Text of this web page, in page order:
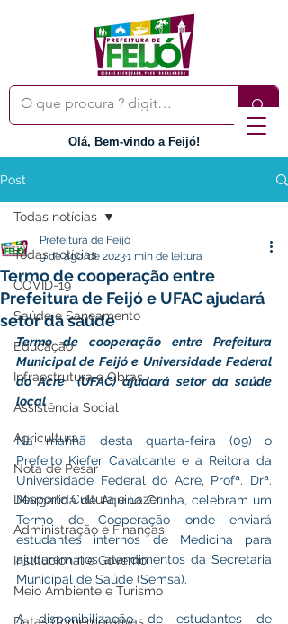
Olá, Bem-vindo a Feijó!
Post
Todas notícias
COVID-19
Saúde e Saneamento
Educação
Infraestrutura e Obras
Assistência Social
Agricultura
Nota de Pesar
Desporto Cultura e Lazer
Administração e Finanças
Institucional e Governo
Meio Ambiente e Turismo
Todas notícias
Termo de cooperação entre
Prefeitura de Feijó e UFAC ajudará
setor da saúde
Prefeitura de Feijó
9 de ago. de 20231 min de leitura
Termo de cooperação entre Prefeitura
Municipal de Feijó e Universidade Federal
do Acre  (UFAC) ajudará setor da saúde
local
Na manhã desta quarta-feira (09) o
Prefeito Kiefer Cavalcante e a Reitora da
Universidade Federal do Acre, Profª. Drª.
Margarida de Aquino Cunha, celebram um
Termo de Cooperação onde enviará
estudantes internos de Medicina para
ajudarem nos atendimentos da Secretaria
Municipal de Saúde (Semsa).
A disponibilização de estudantes de